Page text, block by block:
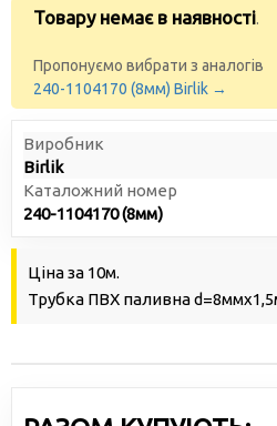
Товару немає в наявності.
Пропонуємо вибрати з аналогів
240-1104170 (8мм) Birlik →
Виробник
Birlik
Каталожний номер
240-1104170 (8мм)
Ціна за 10м.
Трубка ПВХ паливна